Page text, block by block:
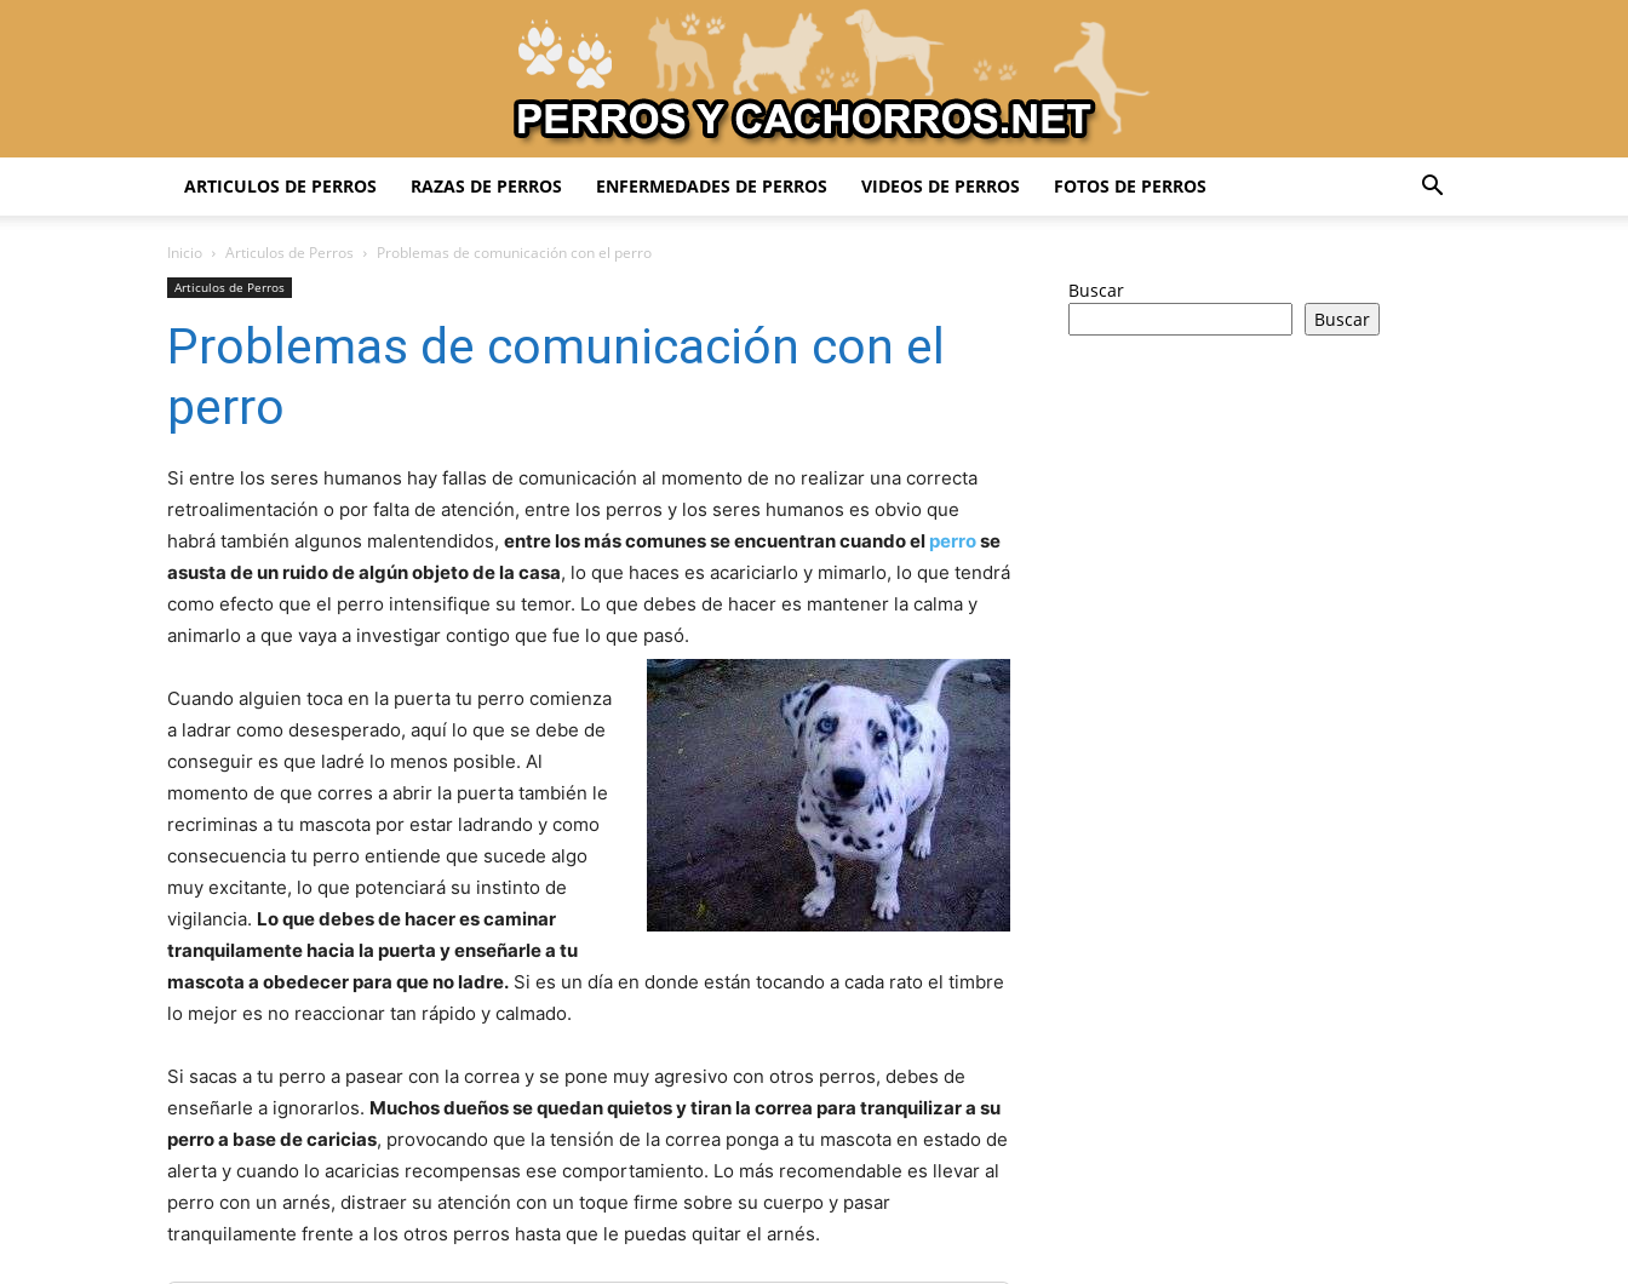
–
Razas
de
–
ARTICULOS DE PERROS RAZAS DE PERROS ENFERMEDADES DE PERROS VIDEOS DE PERROS FOTOS DE PERROS
Inicio Articulos de Perros Problemas de comunicación con el perro
Articulos de Perros
Problemas de comunicación con el
perro
Si entre los seres humanos hay fallas de comunicación al momento de no realizar una correcta
retroalimentación o por falta de atención, entre los perros y los seres humanos es obvio que
habrá también algunos malentendidos, entre los más comunes se encuentran cuando el perrose
asusta de un ruido de algún objeto de la casa, lo que haces es acariciarlo y mimarlo, lo que tendrá
como efecto que el perro intensifique su temor. Lo que debes de hacer es mantener la calma y
animarlo a que vaya a investigar contigo que fue lo que pasó.
Cuando alguien toca en la puerta tu perro comienza
a ladrar como desesperado, aquí lo que se debe de
conseguir es que ladré lo menos posible. Al
momento de que corres a abrir la puerta también le
recriminas a tu mascota por estar ladrando y como
consecuencia tu perro entiende que sucede algo
muy excitante, lo que potenciará su instinto de
vigilancia. Lo que debes de hacer es caminar
tranquilamente hacia la puerta y enseñarle a tu
mascota a obedecer para que no ladre. Si es un día en donde están tocando a cada rato el timbre
lo mejor es no reaccionar tan rápido y calmado.
Si sacas a tu perro a pasear con la correa y se pone muy agresivo con otros perros, debes de
enseñarle a ignorarlos. Muchos dueños se quedan quietos y tiran la correa para tranquilizar a su
perro a base de caricias, provocando que la tensión de la correa ponga a tu mascota en estado de
alerta y cuando lo acaricias recompensas ese comportamiento. Lo más recomendable es llevar al
perro con un arnés, distraer su atención con un toque firme sobre su cuerpo y pasar
tranquilamente frente a los otros perros hasta que le puedas quitar el arnés.
Buscar
Buscar